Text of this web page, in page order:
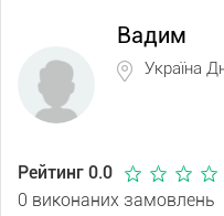
Вадим
Україна
Рейтинг 0.0
0 виконаних замовлень